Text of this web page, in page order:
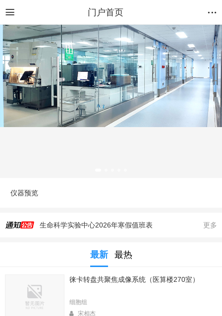
门户首页
仪器预览
生命科学实验中心2026年寒假值班表
2025年秋季大型仪器培训安排
生命科学实验中心2025年暑期值班表
2025年4月春季大型仪器培训安排
更多
最新 最热
徕卡转盘共聚焦成像系统（医算楼270室）
细胞组
宋相杰